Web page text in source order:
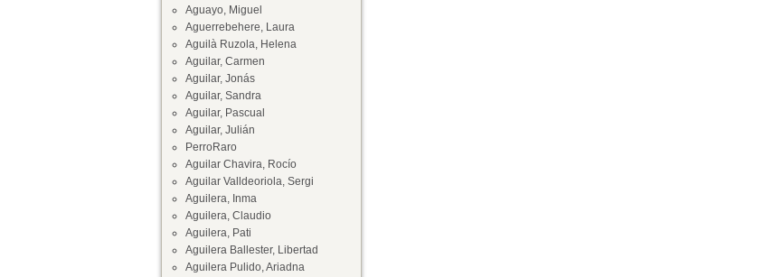
Aguayo, Miguel
Aguerrebehere, Laura
Aguilà Ruzola, Helena
Aguilar, Carmen
Aguilar, Jonás
Aguilar, Sandra
Aguilar, Pascual
Aguilar, Julián
PerroRaro
Aguilar Chavira, Rocío
Aguilar Valldeoriola, Sergi
Aguilera, Inma
Aguilera, Claudio
Aguilera, Pati
Aguilera Ballester, Libertad
Aguilera Pulido, Ariadna